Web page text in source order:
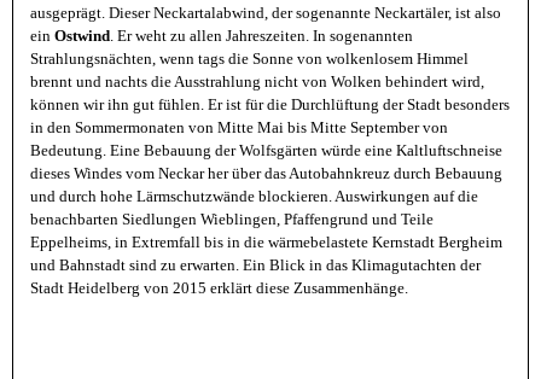
ausgeprägt. Dieser Neckartalabwind, der sogenannte Neckartäler, ist also
ein Ostwind. Er weht zu allen Jahreszeiten. In sogenannten
Strahlungsnächten, wenn tags die Sonne von wolkenlosem Himmel
brennt und nachts die Ausstrahlung nicht von Wolken behindert wird,
können wir ihn gut fühlen. Er ist für die Durchlüftung der Stadt besonders
in den Sommermonaten von Mitte Mai bis Mitte September von
Bedeutung. Eine Bebauung der Wolfsgärten würde eine Kaltluftschneise
dieses Windes vom Neckar her über das Autobahnkreuz durch Bebauung
und durch hohe Lärmschutzwände blockieren. Auswirkungen auf die
benachbarten Siedlungen Wieblingen, Pfaffengrund und Teile
Eppelheims, in Extremfall bis in die wärmebelastete Kernstadt Bergheim
und Bahnstadt sind zu erwarten. Ein Blick in das Klimagutachten der
Stadt Heidelberg von 2015 erklärt diese Zusammenhänge.